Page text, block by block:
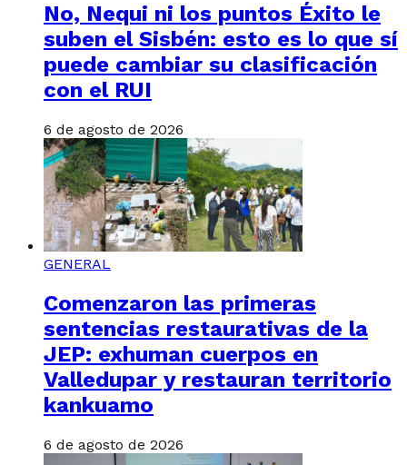
No, Nequi ni los puntos Éxito le
suben el Sisbén: esto es lo que sí
puede cambiar su clasificación
con el RUI
6 de agosto de 2026
GENERAL
Comenzaron las primeras
sentencias restaurativas de la
JEP: exhuman cuerpos en
Valledupar y restauran territorio
kankuamo
6 de agosto de 2026